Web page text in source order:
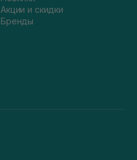
Акции и скидки
Бренды